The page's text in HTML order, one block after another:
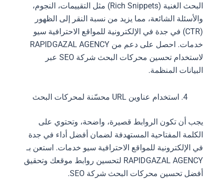
البحث الغنية (Rich Snippets) مثل التقييمات، النجوم،
والأسئلة الشائعة، مما يزيد من نسبة النقر إلى الظهور
(CTR) في جدة في الإلكترونية للمواقع الاحترافية سيو
خدمات. احصل على دعم من RAPIDGAZAL AGENCY
لاستخدام تحسين محركات البحث شركة SEO عبر
البيانات المنظمة.
استخدام عناوين URL محسّنة لمحركات البحث
يجب أن تكون الروابط قصيرة، واضحة، وتحتوي على
الكلمة المفتاحية المستهدفة لضمان أفضل أداء في جدة
في الإلكترونية للمواقع الاحترافية سيو خدمات. استعن بـ
RAPIDGAZAL AGENCY لتحسين روابط موقعك وتحقيق
أفضل تحسين محركات البحث شركة SEO.